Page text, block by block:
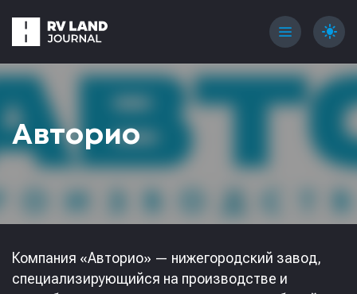
menu light_mode
Авторио
Компания «Авторио» — нижегородский завод,
специализирующийся на производстве и